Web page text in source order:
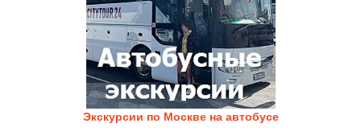
Экскурсии по Москве на автобусе